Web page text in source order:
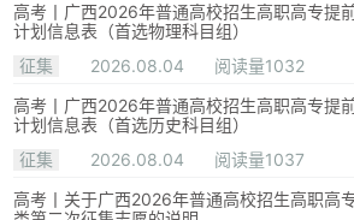
高考丨广西2026年普通高校招生高职高专提
计划信息表（首选物理科目组）
征集
2026.08.04
阅读量1032
高考丨广西2026年普通高校招生高职高专提
计划信息表（首选历史科目组）
征集
2026.08.04
阅读量1037
高考丨关于广西2026年普通高校招生高职高